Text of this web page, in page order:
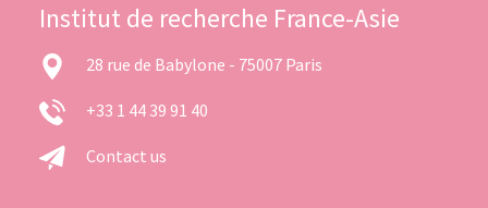
Institut de recherche France-Asie
28 rue de Babylone - 75007 Paris
+33 1 44 39 91 40
Contact us